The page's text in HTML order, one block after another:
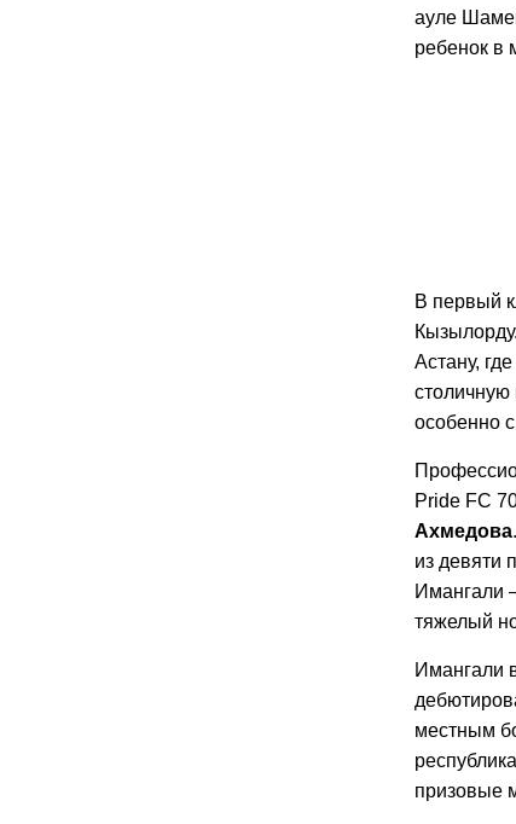
ауле
ребенок в
В первый
Астану,
столичную
особенно
Pride FC
Ахмедова
из девяти
Имангали
тяжелый
Имангали
местным
призовые